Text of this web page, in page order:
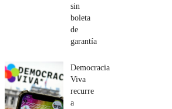
sin
boleta
de
garantía
Democracia
Viva
recurre
a